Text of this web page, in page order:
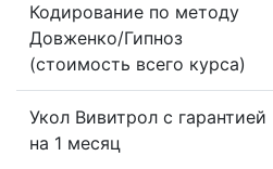
Кодирование по методу
Довженко/Гипноз
(стоимость всего курса)
Укол Вивитрол с гарантией
на 1 месяц